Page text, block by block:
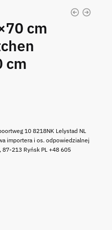
cm
cm
10 8218NK Lelystad NL
importera i os. odpowiedzialnej
87-213 Ryńsk PL +48 605